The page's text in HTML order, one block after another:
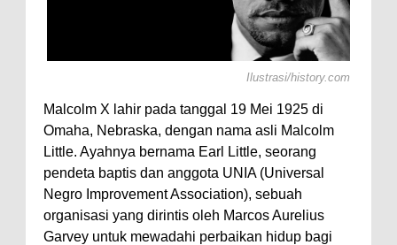
Ilustrasi/history.com
Malcolm X lahir pada tanggal 19 Mei 1925 di
Omaha, Nebraska, dengan nama asli Malcolm
Little. Ayahnya bernama Earl Little, seorang
pendeta baptis dan anggota UNIA (Universal
Negro Improvement Association), sebuah
organisasi yang dirintis oleh Marcos Aurelius
Garvey untuk mewadahi perbaikan hidup bagi